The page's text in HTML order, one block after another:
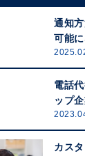
通知
可能
電話
ップ
カス